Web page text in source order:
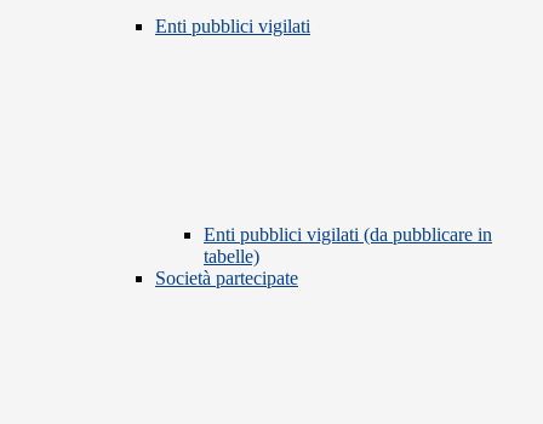
Enti pubblici vigilati
Enti pubblici vigilati (da pubblicare in
tabelle)
Società partecipate